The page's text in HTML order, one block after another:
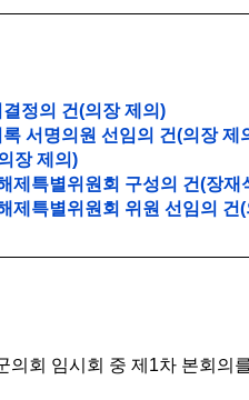
정의 건(의장 제의)
서명의원 선임의 건(의장 제
장 제의)
제특별위원회 구성의 건(장재
제특별위원회 위원 선임의 건
의회 임시회 중 제1차 본회의